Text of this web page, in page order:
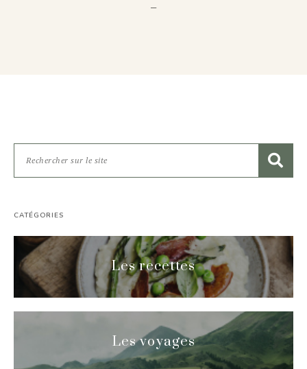
CATÉGORIES
Les recettes
Les voyages